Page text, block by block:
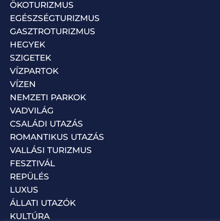
ÖKOTURIZMUS
EGÉSZSÉGTURIZMUS
GASZTROTURIZMUS
HEGYEK
SZIGETEK
VÍZPARTOK
VÍZEN
NEMZETI PARKOK
VADVILÁG
CSALÁDI UTAZÁS
ROMANTIKUS UTAZÁS
VALLÁSI TURIZMUS
FESZTIVÁL
REPÜLÉS
LUXUS
ÁLLATI UTAZÓK
KULTÚRA